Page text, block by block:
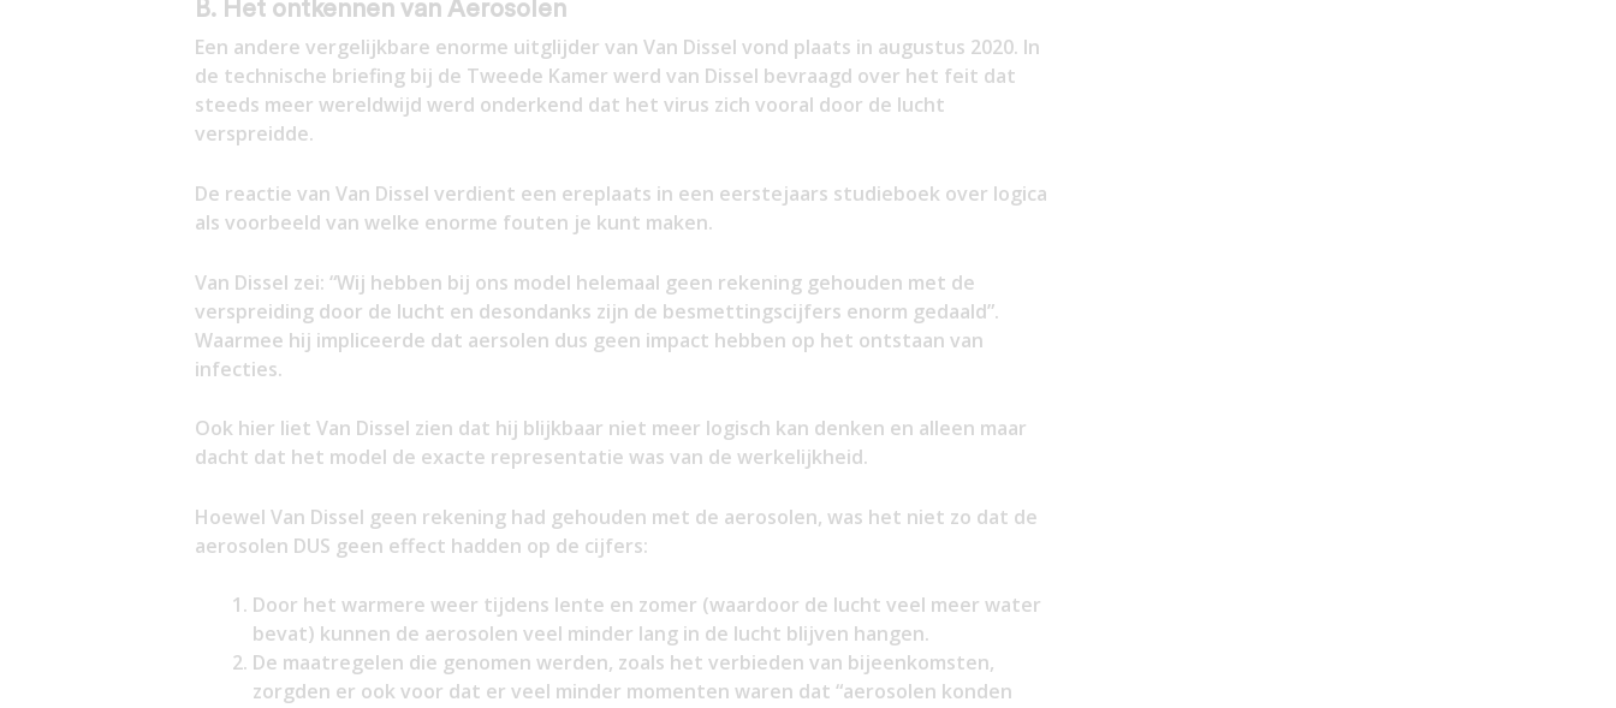
B. Het ontkennen van Aerosolen
Een andere vergelijkbare enorme uitglijder van Van Dissel vond plaats in augustus 2020. In
de technische briefing bij de Tweede Kamer werd van Dissel bevraagd over het feit dat
steeds meer wereldwijd werd onderkend dat het virus zich vooral door de lucht
verspreidde.
De reactie van Van Dissel verdient een ereplaats in een eerstejaars studieboek over logica
als voorbeeld van welke enorme fouten je kunt maken.
Van Dissel zei: “Wij hebben bij ons model helemaal geen rekening gehouden met de
verspreiding door de lucht en desondanks zijn de besmettingscijfers enorm gedaald”.
Waarmee hij impliceerde dat aersolen dus geen impact hebben op het ontstaan van
infecties.
Ook hier liet Van Dissel zien dat hij blijkbaar niet meer logisch kan denken en alleen maar
dacht dat het model de exacte representatie was van de werkelijkheid.
Hoewel Van Dissel geen rekening had gehouden met de aerosolen, was het niet zo dat de
aerosolen DUS geen effect hadden op de cijfers:
Door het warmere weer tijdens lente en zomer (waardoor de lucht veel meer water
bevat) kunnen de aerosolen veel minder lang in de lucht blijven hangen.
De maatregelen die genomen werden, zoals het verbieden van bijeenkomsten,
zorgden er ook voor dat er veel minder momenten waren dat “aerosolen konden